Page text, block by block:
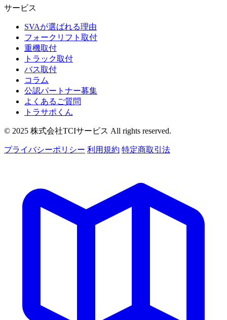
サービス
SVAが選ばれる理由
フォークリフト取付
重機取付
トラック取付
バス取付
コラム
公認パートナー募集
よくあるご質問
トラサポくん
© 2025 株式会社TCIサービス All rights reserved.
プライバシーポリシー 利用規約 特定商取引法